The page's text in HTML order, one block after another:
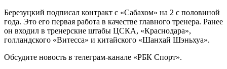
Березуцкий подписал контракт с «Сабахом» на 2 с половиной
года. Это его первая работа в качестве главного тренера. Ранее
он входил в тренерские штабы ЦСКА, «Краснодара»,
голландского «Витесса» и китайского «Шанхай Шэньхуа».
Обсудите новость в телеграм-канале «РБК Спорт».